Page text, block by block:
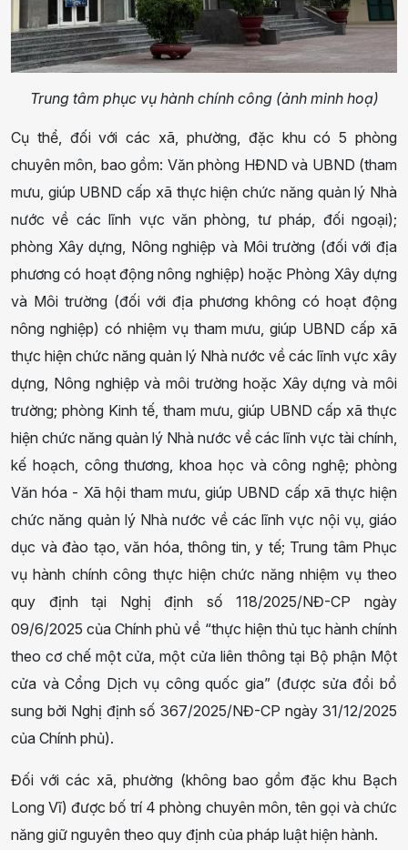
Trung tâm phục vụ hành chính công (ảnh minh hoạ)
Cụ thể, đối với các xã, phường, đặc khu có 5 phòng
chuyên môn, bao gồm: Văn phòng HĐND và UBND (tham
mưu, giúp UBND cấp xã thực hiện chức năng quản lý Nhà
nước về các lĩnh vực văn phòng, tư pháp, đối ngoại);
phòng Xây dựng, Nông nghiệp và Môi trường (đối với địa
phương có hoạt động nông nghiệp) hoặc Phòng Xây dựng
và Môi trường (đối với địa phương không có hoạt động
nông nghiệp) có nhiệm vụ tham mưu, giúp UBND cấp xã
thực hiện chức năng quản lý Nhà nước về các lĩnh vực xây
dựng, Nông nghiệp và môi trường hoặc Xây dựng và môi
trường; phòng Kinh tế, tham mưu, giúp UBND cấp xã thực
hiện chức năng quản lý Nhà nước về các lĩnh vực tài chính,
kế hoạch, công thương, khoa học và công nghệ; phòng
Văn hóa - Xã hội tham mưu, giúp UBND cấp xã thực hiện
chức năng quản lý Nhà nước về các lĩnh vực nội vụ, giáo
dục và đào tạo, văn hóa, thông tin, y tế; Trung tâm Phục
vụ hành chính công thực hiện chức năng nhiệm vụ theo
quy định tại Nghị định số 118/2025/NĐ-CP ngày
09/6/2025 của Chính phủ về “thực hiện thủ tục hành chính
theo cơ chế một cửa, một cửa liên thông tại Bộ phận Một
cửa và Cổng Dịch vụ công quốc gia” (được sửa đổi bổ
sung bởi Nghị định số 367/2025/NĐ-CP ngày 31/12/2025
của Chính phủ).
Đối với các xã, phường (không bao gồm đặc khu Bạch
Long Vĩ) được bố trí 4 phòng chuyên môn, tên gọi và chức
năng giữ nguyên theo quy định của pháp luật hiện hành.